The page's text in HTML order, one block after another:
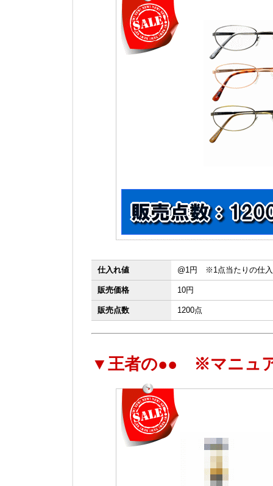
仕入れ値 @1円 ※1点当たりの仕入
販売価格 10円
販売点数 1200点
▼王者の●● ※マニュ